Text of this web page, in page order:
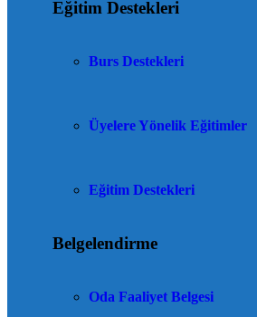
Eğitim Destekleri
Burs Destekleri
Üyelere Yönelik Eğitimler
Eğitim Destekleri
Belgelendirme
Oda Faaliyet Belgesi